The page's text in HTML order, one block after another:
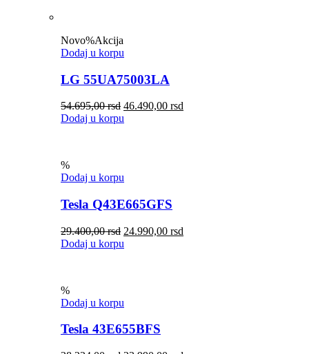
Novo%Akcija
Dodaj u korpu
LG 55UA75003LA
54.695,00rsd 46.490,00 rsd
Dodaj u korpu
%
Dodaj u korpu
Tesla Q43E665GFS
29.400,00rsd 24.990,00 rsd
Dodaj u korpu
%
Dodaj u korpu
Tesla 43E655BFS